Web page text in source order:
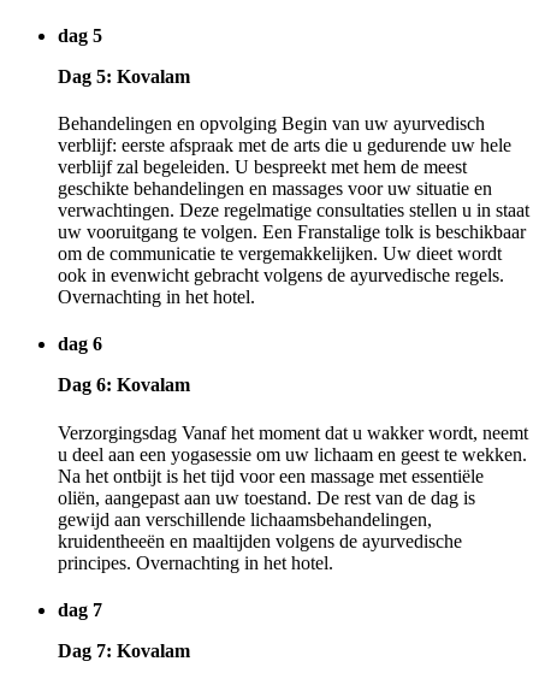
dag 5
Dag 5: Kovalam
Behandelingen en opvolging Begin van uw ayurvedisch
verblijf: eerste afspraak met de arts die u gedurende uw hele
verblijf zal begeleiden. U bespreekt met hem de meest
geschikte behandelingen en massages voor uw situatie en
verwachtingen. Deze regelmatige consultaties stellen u in staat
uw vooruitgang te volgen. Een Franstalige tolk is beschikbaar
om de communicatie te vergemakkelijken. Uw dieet wordt
ook in evenwicht gebracht volgens de ayurvedische regels.
Overnachting in het hotel.
dag 6
Dag 6: Kovalam
Verzorgingsdag Vanaf het moment dat u wakker wordt, neemt
u deel aan een yogasessie om uw lichaam en geest te wekken.
Na het ontbijt is het tijd voor een massage met essentiële
oliën, aangepast aan uw toestand. De rest van de dag is
gewijd aan verschillende lichaamsbehandelingen,
kruidentheeën en maaltijden volgens de ayurvedische
principes. Overnachting in het hotel.
dag 7
Dag 7: Kovalam